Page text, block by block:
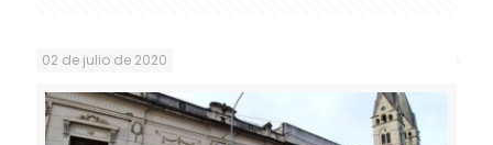
02 de julio de 2020